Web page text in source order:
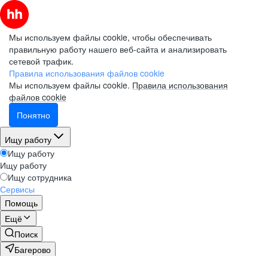
Мы используем файлы cookie, чтобы обеспечивать
правильную работу нашего веб-сайта и анализировать
сетевой трафик.
Правила использования файлов cookie
Мы используем файлы cookie. Правила использования
файлов cookie
Понятно
Ищу работу
Ищу работу
Ищу работу
Ищу сотрудника
Сервисы
Помощь
Ещё
Поиск
Багерово